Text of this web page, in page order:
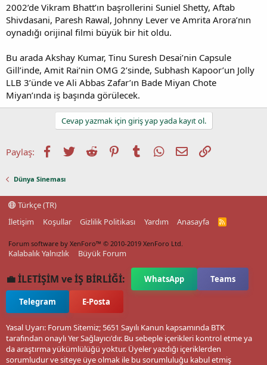
2002’de Vikram Bhatt’ın başrollerini Suniel Shetty, Aftab
Shivdasani, Paresh Rawal, Johnny Lever ve Amrita Arora’nın
oynadığı orijinal filmi büyük bir hit oldu.
Bu arada Akshay Kumar, Tinu Suresh Desai’nin Capsule
Gill’inde, Amit Rai’nin OMG 2’sinde, Subhash Kapoor’un Jolly
LLB 3’ünde ve Ali Abbas Zafar’ın Bade Miyan Chote
Miyan’ında iş başında görülecek.
Cevap yazmak için giriş yap yada kayıt ol.
Paylaş: Facebook
TwitterReddit PinterestTumblrWhatsApp
E-postaLink
Dünya Sineması
Türkçe (TR)
İletişim
Koşullar Gizlilik Politikası Yardım Anasayfa
R
Forum software by XenForo™ © 2010-2019 XenForo Ltd.
Kalabalık Yalnızlık Büyük Forum
💼 İLETİŞİM ve İŞ BİRLİĞİ: WhatsApp Teams
Telegram E-Posta
Yasal Uyarı: Forum Sitemiz; 5651 Sayılı Kanun kapsamında BTK
tarafından onaylı Yer Sağlayıcı'dır. Bu sebeple içerikleri kontrol etme ya
da araştırma yükümlülüğü yoktur. Üyeler yazdığı içeriklerden
sorumludur ve siteye üye olmak ile bu sorumluluğu kabul etmiş